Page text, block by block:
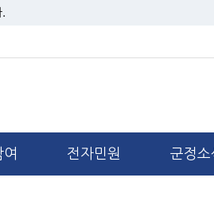
전자민원 군정소